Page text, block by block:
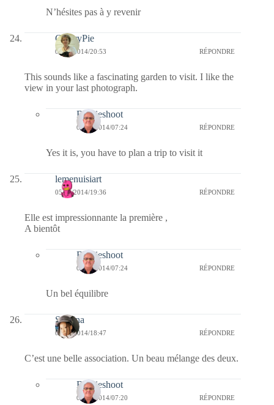
N’hésites pas à y revenir
CherryPie
05/09/2014/20:53 RÉPONDRE
This sounds like a fascinating garden to visit. I like the
view in your last photograph.
Bernieshoot
06/09/2014/07:24 RÉPONDRE
Yes it is, you have to plan a trip to visit it
lemenuisiart
05/09/2014/19:36 RÉPONDRE
Elle est impressionnante la première ,
A bientôt
Bernieshoot
06/09/2014/07:24 RÉPONDRE
Un bel équilibre
Sabrina
05/09/2014/18:47 RÉPONDRE
C’est une belle association. Un beau mélange des deux.
Bernieshoot
06/09/2014/07:20 RÉPONDRE